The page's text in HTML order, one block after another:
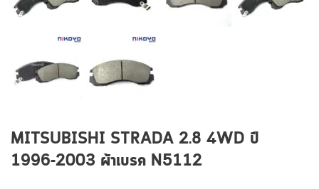
MITSUBISHI STRADA 2.8 4WD ปี
1996-2003 ผ้าเบรค N5112